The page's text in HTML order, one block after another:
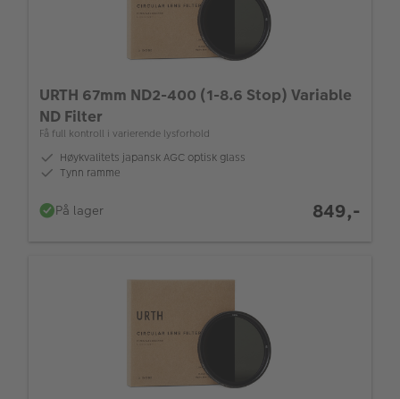
URTH 67mm ND2-400 (1-8.6 Stop) Variable
ND Filter
Få full kontroll i varierende lysforhold
Høykvalitets japansk AGC optisk glass
Tynn ramme
På lager 849,-